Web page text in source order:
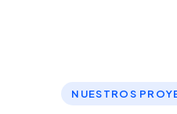
NUESTROS